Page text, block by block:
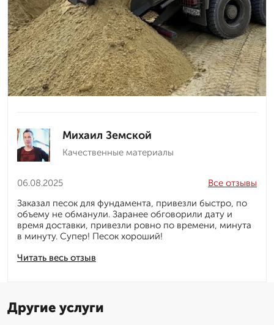
Михаил Земской
Качественные материалы
06.08.2025
Читать весь отзыв
Все отзывы
Заказал песок для фундамента, привезли быстро, по
объему не обманули. Заранее обговорили дату и
время доставки, привезли ровно по времени, минута
в минуту. Супер! Песок хороший!
Другие услуги